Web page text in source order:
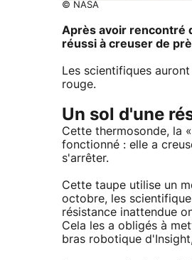
© NASA
Après avoir rencontré
réussi à creuser de
Les scientifiques
rouge.
Un sol d'une
Cette thermosonde, la
fonctionné : elle a
s'arrêter.
Cette taupe utilise un
octobre, les
résistance inattendue
Cela les a obligés à
bras robotique